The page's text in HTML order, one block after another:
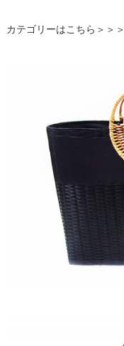
カテゴリーはこちら＞＞＞